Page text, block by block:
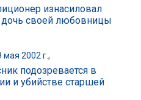
изнасиловал
своей любовницы
мая 2002 г.,
подозревается в
и убийстве старшей